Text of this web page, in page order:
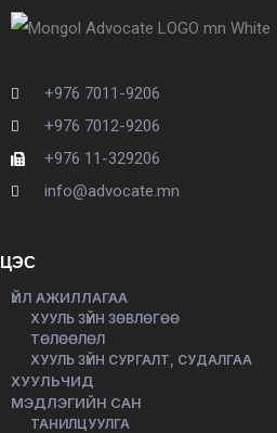
+976 7011-9206
+976 7012-9206
+976 11-329206
info@advocate.mn
ЦЭС
ҮЙЛ АЖИЛЛАГАА
ХУУЛЬ ЗҮЙН ЗӨВЛӨГӨӨ
ТӨЛӨӨЛӨЛ
ХУУЛЬ ЗҮЙН СУРГАЛТ, СУДАЛГАА
ХУУЛЬЧИД
МЭДЛЭГИЙН САН
ТАНИЛЦУУЛГА